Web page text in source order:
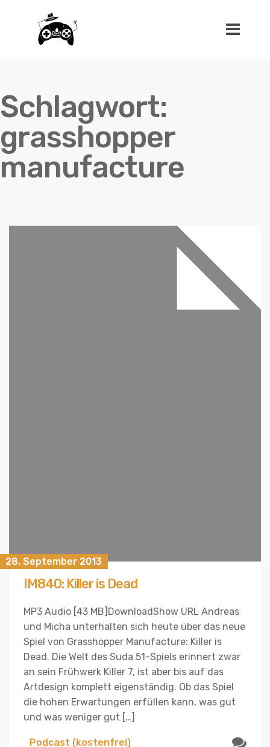
Schlagwort:
grasshopper
manufacture
28. September 2013
IM840: Killer is Dead
MP3 Audio [43 MB]DownloadShow URL Andreas
und Micha unterhalten sich heute über das neue
Spiel von Grasshopper Manufacture: Killer is
Dead. Die Welt des Suda 51-Spiels erinnert zwar
an sein Frühwerk Killer 7, ist aber bis auf das
Artdesign komplett eigenständig. Ob das Spiel
die hohen Erwartungen erfüllen kann, was gut
und was weniger gut […]
Podcast (kostenfrei)